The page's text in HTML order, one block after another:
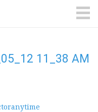
11_38 AM